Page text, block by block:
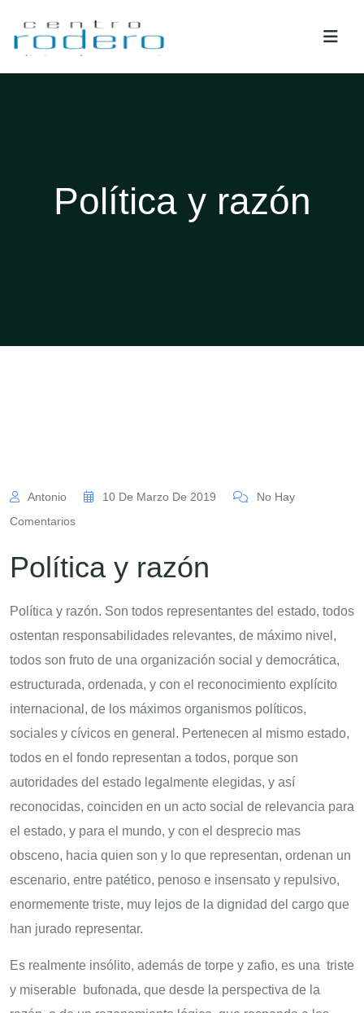
Política y razón
Antonio 10 De Marzo De 2019
No Hay
Comentarios
Política y razón
Política y razón. Son todos representantes del estado, todos
ostentan responsabilidades relevantes, de máximo nivel,
todos son fruto de una organización social y democrática,
estructurada, ordenada, y con el reconocimiento explícito
internacional, de los máximos organismos políticos,
sociales y cívicos en general. Pertenecen al mismo estado,
todos en el fondo representan a todos, porque son
autoridades del estado legalmente elegidas, y así
reconocidas, coinciden en un acto social de relevancia para
el estado, y para el mundo, y con el desprecio mas
obsceno, hacia quien son y lo que representan, ordenan un
escenario, entre patético, penoso e insensato y repulsivo,
enormemente triste, muy lejos de la dignidad del cargo que
han jurado representar.
Es realmente insólito, además de torpe y zafio, es una triste
y miserable bufonada, que desde la perspectiva de la